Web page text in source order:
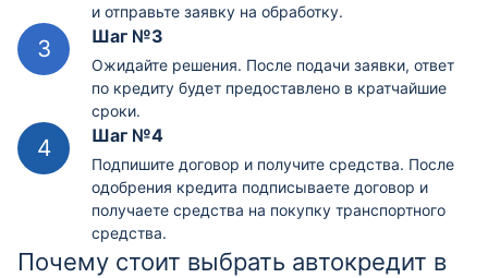
и отправьте заявку на обработку.
Шаг №3
Ожидайте решения. После подачи заявки, ответ
по кредиту будет предоставлено в кратчайшие
сроки.
Шаг №4
Подпишите договор и получите средства. После
одобрения кредита подписываете договор и
получаете средства на покупку транспортного
средства.
Почему стоит выбрать автокредит в